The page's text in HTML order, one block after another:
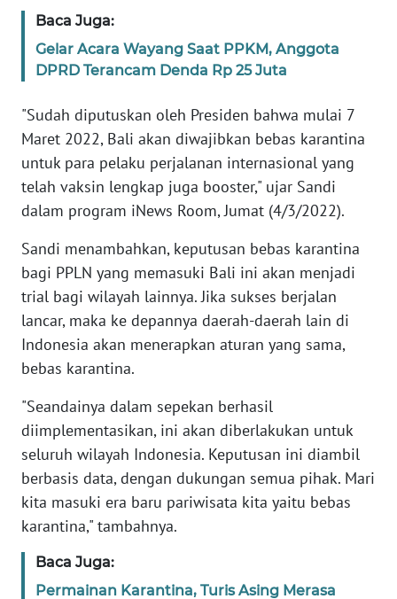
Baca Juga:
Gelar Acara Wayang Saat PPKM, Anggota
DPRD Terancam Denda Rp 25 Juta
"Sudah diputuskan oleh Presiden bahwa mulai 7
Maret 2022, Bali akan diwajibkan bebas karantina
untuk para pelaku perjalanan internasional yang
telah vaksin lengkap juga booster," ujar Sandi
dalam program iNews Room, Jumat (4/3/2022).
Sandi menambahkan, keputusan bebas karantina
bagi PPLN yang memasuki Bali ini akan menjadi
trial bagi wilayah lainnya. Jika sukses berjalan
lancar, maka ke depannya daerah-daerah lain di
Indonesia akan menerapkan aturan yang sama,
bebas karantina.
"Seandainya dalam sepekan berhasil
diimplementasikan, ini akan diberlakukan untuk
seluruh wilayah Indonesia. Keputusan ini diambil
berbasis data, dengan dukungan semua pihak. Mari
kita masuki era baru pariwisata kita yaitu bebas
karantina," tambahnya.
Baca Juga:
Permainan Karantina, Turis Asing Merasa
DISCLAIMER
Wahana
News
WN
SUMUT
WN
WN
JABAR
WN
BANTEN
WN
NTT
WN
KEPRI
PAPUA